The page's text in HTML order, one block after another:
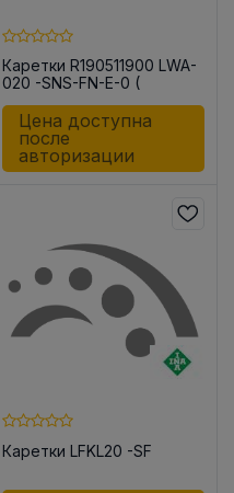
Каретки R190511900 LWA-
020 -SNS-FN-E-0 (
SNS-FN-E-0 (AL)
Цена доступна
после
авторизации
Каретки LFKL20 -SF